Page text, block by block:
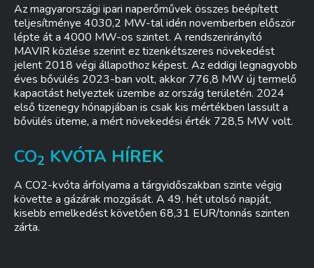
Az magyarországi ipari naperőművek összes beépített
teljesítménye 4030,2 MW-tal idén novemberben először
lépte át a 4000 MW-os szintet. A rendszerirányító
MAVIR közlése szerint ez tizenkétszeres növekedést
jelent 2018 végi állapothoz képest. Az eddigi legnagyobb
éves bővülés 2023-ban volt, akkor 776,8 MW új termelő
kapacitást helyeztek üzembe az ország területén. 2024
első tizenegy hónapjában is csak kis mértékben lassult a
bővülés üteme, a mért növekedési érték 728,5 MW volt.
CO2 KVÓTA HÍREK
A CO2-kvóta árfolyama a tárgyidőszakban szinte végig
követte a gázárak mozgását. A 49. hét utolsó napját,
kisebb emelkedést követően 68,31 EUR/tonnás szinten
zárta.